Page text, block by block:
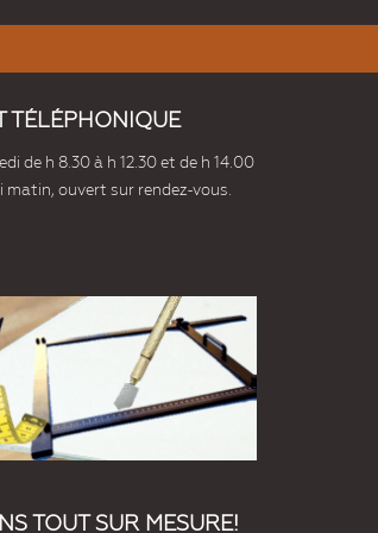
TÉLÉPHONIQUE
de h 8.30 à h 12.30 et de h 14.00
matin, ouvert sur rendez-vous.
TOUT SUR MESURE!